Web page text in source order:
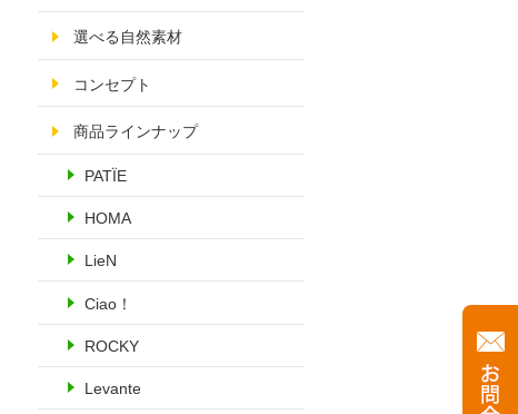
選べる自然素材
コンセプト
商品ラインナップ
PATÏE
HOMA
LieN
Ciao！
ROCKY
Levante